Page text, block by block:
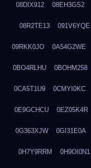
08DIX912 08EH3GS2
08R2TE13 091V6YQE
09RKK0JO 0A54G2WE
0BO4RLHU 0BOHM258
0CA5T1U9 0CMYI0KC
0E9GCHCU 0EZ05K4R
0G363XJW 0GI31E0A
0H7Y9RRM 0H9OI0N1